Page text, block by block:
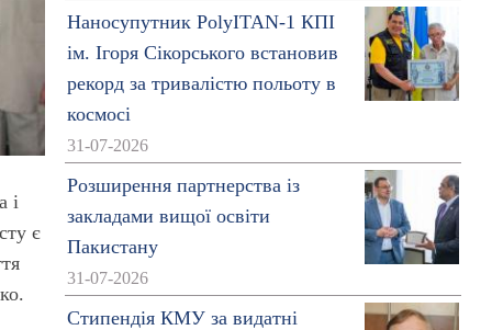
і
є
Наносупутник PolyITAN-1 КПІ
ім. Ігоря Сікорського встановив
рекорд за тривалістю польоту в
космосі
31-07-2026
Розширення партнерства із
закладами вищої освіти
Пакистану
31-07-2026
Стипендія КМУ за видатні